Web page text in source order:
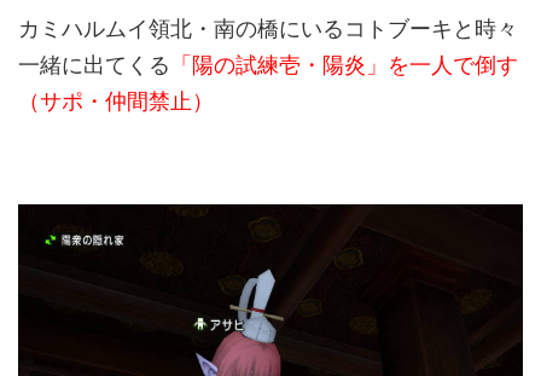
カミハルムイ領北・南の橋にいるコトブーキと時々
一緒に出てくる 「陽の試練壱・陽炎」を一人で倒す
（サポ・仲間禁止）